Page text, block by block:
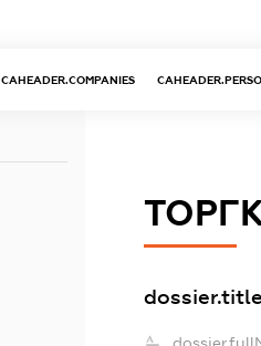
CAHEADER.COMPANIES
dossier.title